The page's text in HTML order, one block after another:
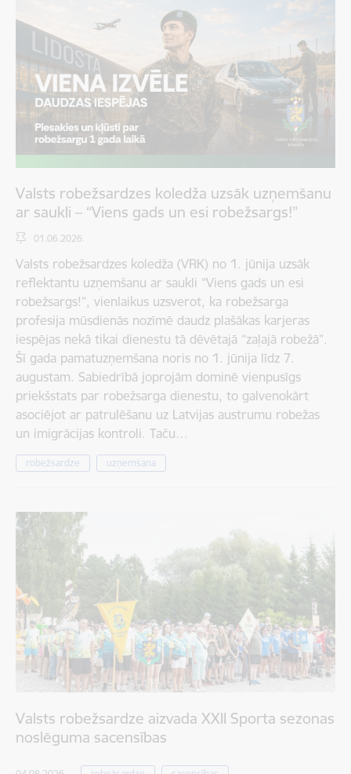
Valsts robežsardzes koledža uzsāk uzņemšanu
ar saukli – “Viens gads un esi robežsargs!”
01.06.2026.
Valsts robežsardzes koledža (VRK) no 1. jūnija uzsāk
reflektantu uzņemšanu ar saukli “Viens gads un esi
robežsargs!”, vienlaikus uzsverot, ka robežsarga
profesija mūsdienās nozīmē daudz plašākas karjeras
iespējas nekā tikai dienestu tā dēvētajā “zaļajā robežā”.
Šī gada pamatuzņemšana noris no 1. jūnija līdz 7.
augustam. Sabiedrībā joprojām dominē vienpusīgs
priekšstats par robežsarga dienestu, to galvenokārt
asociējot ar patrulēšanu uz Latvijas austrumu robežas
un imigrācijas kontroli. Taču…
robežsardze uzņemšana
Valsts robežsardze aizvada XXII Sporta sezonas
noslēguma sacensības